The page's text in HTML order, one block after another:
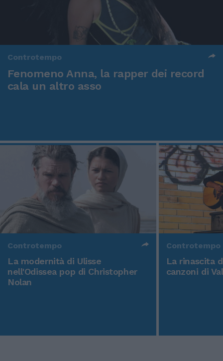
Controtempo
Fenomeno Anna, la rapper dei record
cala un altro asso
Controtempo
La modernità di Ulisse
nell'Odissea pop di Christopher
Nolan
Controtempo
La rinascita
canzoni di